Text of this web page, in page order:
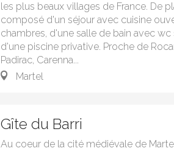
les plus beaux villages de France. De
composé d'un séjour avec cuisine
chambres, d'une salle de bain avec wc
d'une piscine privative. Proche de
Padirac, Carenna...
Martel
Gîte du Barri
Au coeur de la cité médiévale de